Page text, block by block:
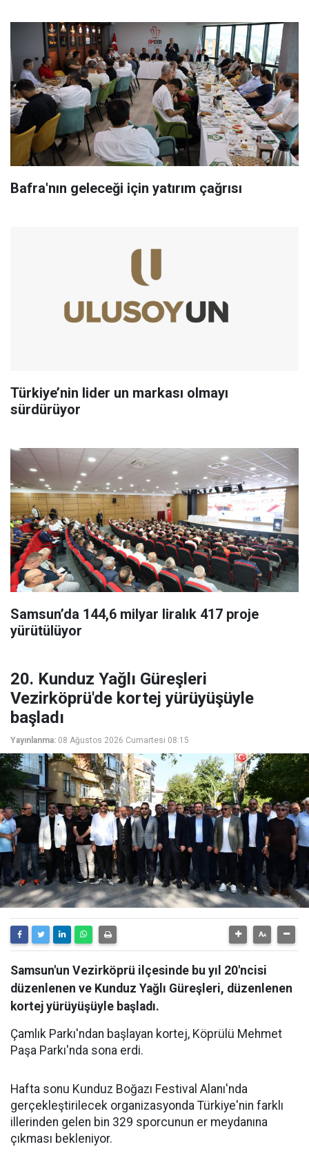
Bafra'nın geleceği için yatırım çağrısı
Türkiye’nin lider un markası olmayı
sürdürüyor
Samsun’da 144,6 milyar liralık 417 proje
yürütülüyor
20. Kunduz Yağlı Güreşleri
Vezirköprü'de kortej yürüyüşüyle
başladı
Yayınlanma: 08 Ağustos 2026 Cumartesi 08:15
Samsun'un Vezirköprü ilçesinde bu yıl 20'ncisi
düzenlenen ve Kunduz Yağlı Güreşleri, düzenlenen
kortej yürüyüşüyle başladı.
Çamlık Parkı'ndan başlayan kortej, Köprülü Mehmet
Paşa Parkı'nda sona erdi.
Hafta sonu Kunduz Boğazı Festival Alanı'nda
gerçekleştirilecek organizasyonda Türkiye'nin farklı
illerinden gelen bin 329 sporcunun er meydanına
çıkması bekleniyor.